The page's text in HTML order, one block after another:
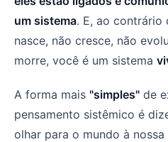
um sistema. E, ao contrário
nasce, não cresce, não
morre, você é um sistema
A forma mais "simples" de
pensamento sistêmico é
olhar para o mundo à